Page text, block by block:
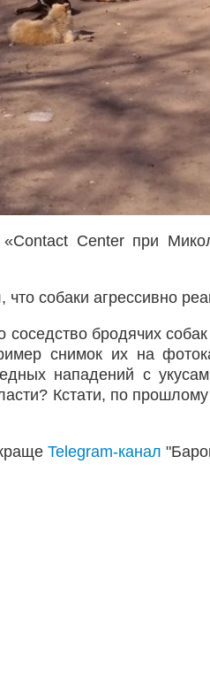
Center при
что собаки агрессивно
соседство бродячих
снимок их на
нападений с
Кстати, по
Telegram-канал